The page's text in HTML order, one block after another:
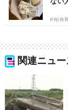
PR(合
関連ニュー